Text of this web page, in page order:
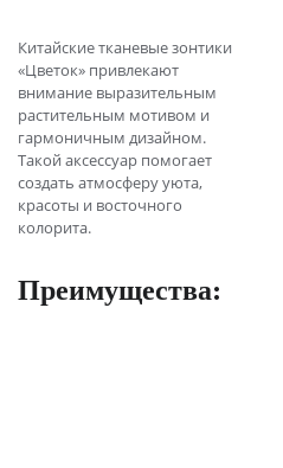
Китайские тканевые зонтики
«Цветок» привлекают
внимание выразительным
растительным мотивом и
гармоничным дизайном.
Такой аксессуар помогает
создать атмосферу уюта,
красоты и восточного
колорита.
Преимущества: